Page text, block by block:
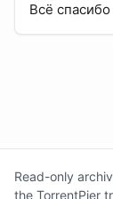
Всё
Read-only
the TorrentPier